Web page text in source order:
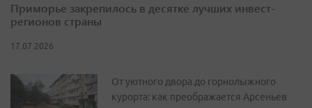
Приморье закрепилось в десятке лучших инвест-
регионов страны
17.07.2026
От уютного двора до горнолыжного
курорта: как преображается Арсеньев